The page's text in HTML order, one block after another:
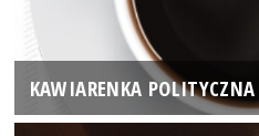
KAWIARENKA POLITYCZNA